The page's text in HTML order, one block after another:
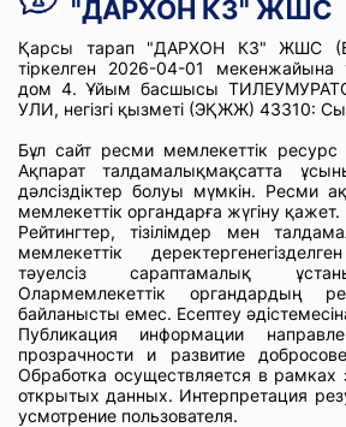
"ДАРХОН КЗ" ЖШС
Қарсы тарап "ДАРХОН КЗ" ЖШС
тіркелген 2026-04-01 мекенжайына
дом 4. Ұйым басшысы
УЛИ, негізгі қызметі (ЭҚЖЖ) 43310:
Бұл сайт ресми мемлекеттік
Ақпарат талдамалықмақсатта
дәлсіздіктер болуы мүмкін. Ресми
мемлекеттік органдарға жүгіну қажет.
Рейтингтер, тізілімдер мен
мемлекеттік
тәуелсіз сараптамалық
Олармемлекеттік органдардың
байланысты емес. Есептеу
Публикация информации
прозрачности и развитие
Обработка осуществляется в рамках
открытых данных. Интерпретация
усмотрение пользователя.